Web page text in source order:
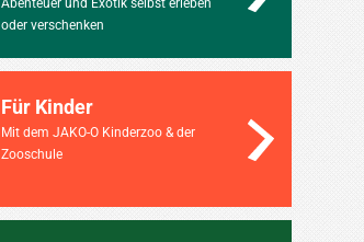
oder verschenken
Für Kinder
Mit dem JAKO-O Kinderzoo & der
Zooschule